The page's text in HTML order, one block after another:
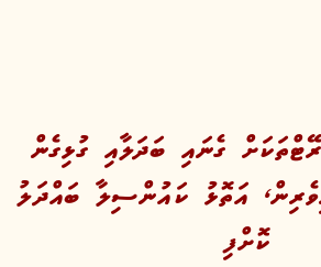
ގެނައި ބަދަލާއި ގުޅިގެން
އަތޮޅު ކައުންސިލާ ބައްދަލު
ކޮށްފި